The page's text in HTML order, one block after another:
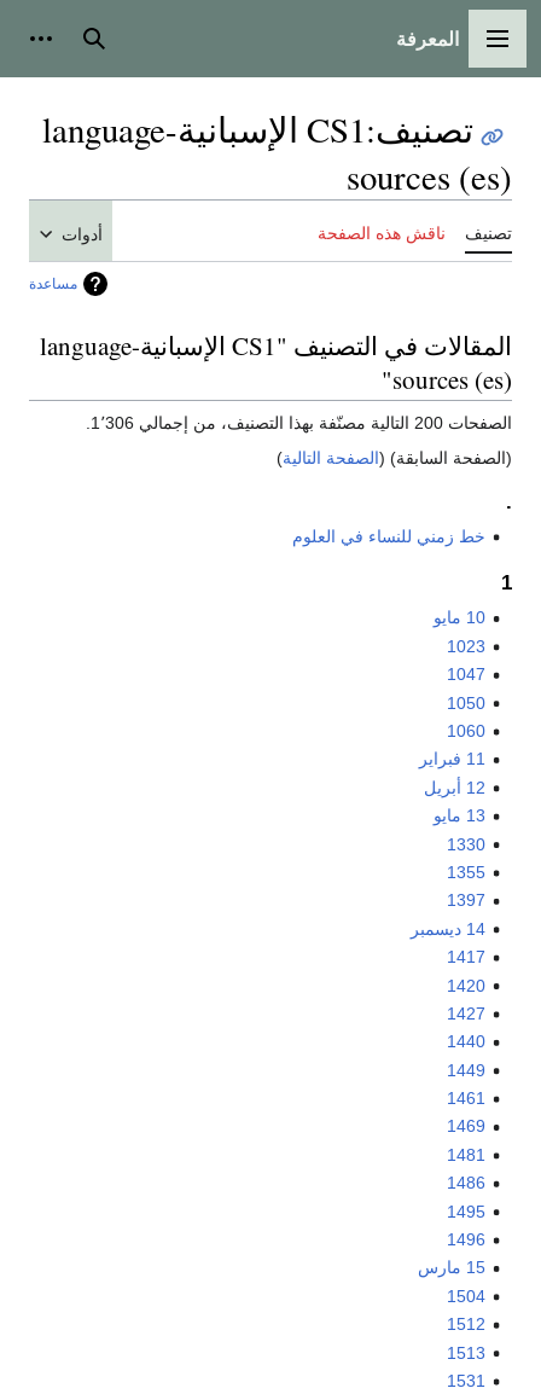
القائمة الرئيسية
المعرفة بحث
تصنيف:
CS1 الإسبانية-language
sources (es)
تصنيف ناقش هذه الصفحة أدوات
مساعدة
المقالات في التصنيف "CS1 الإسبانية-language
sources (es)"
الصفحات 200 التالية مصنّفة بهذا التصنيف، من إجمالي 1٬306.
(الصفحة السابقة) (الصفحة التالية)
.
خط زمني للنساء في العلوم
1
10 مايو
1023
1047
1050
1060
11 فبراير
12 أبريل
13 مايو
1330
1355
1397
14 ديسمبر
1417
1420
1427
1440
1449
1461
1469
1481
1486
1495
1496
15 مارس
1504
1512
1513
1531